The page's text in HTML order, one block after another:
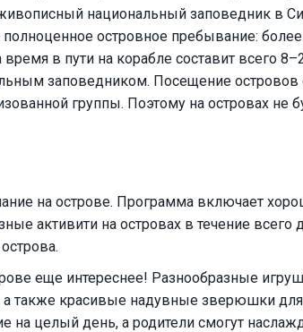
национальный заповедник в
островное пребывание:
в пути на корабле составит всего
заповедником. Посещение островов
группы. Поэтому на островах не
на острове. Программа включает
активити на островах в течение всего
еще интереснее! Разнообразные
а также красивые надувные зверюшки
на целый день, а родители смогут